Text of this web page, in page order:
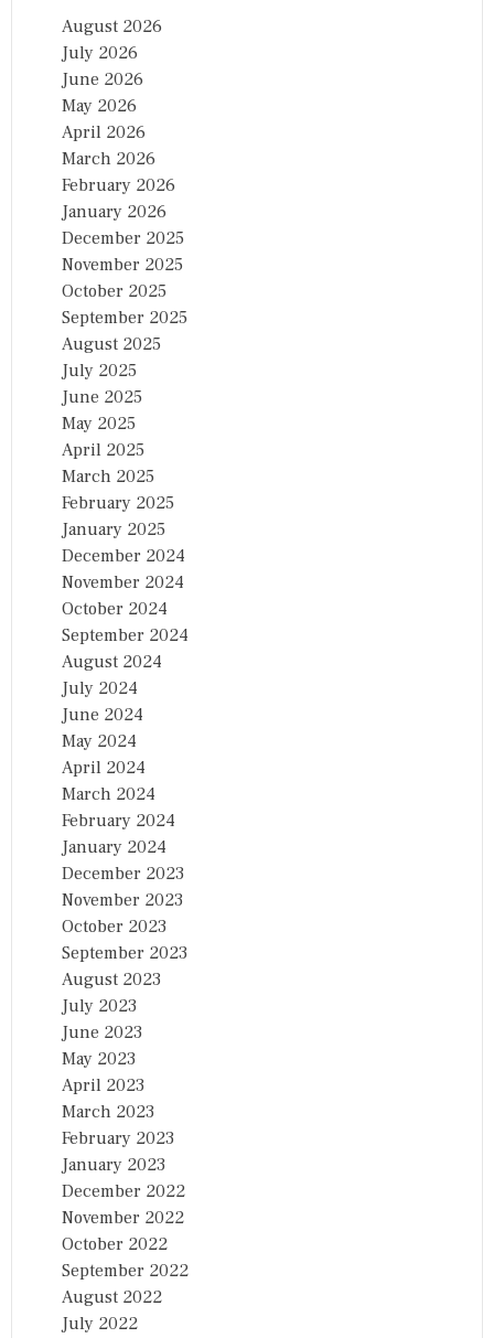
August 2026
July 2026
June 2026
May 2026
April 2026
March 2026
February 2026
January 2026
December 2025
November 2025
October 2025
September 2025
August 2025
July 2025
June 2025
May 2025
April 2025
March 2025
February 2025
January 2025
December 2024
November 2024
October 2024
September 2024
August 2024
July 2024
June 2024
May 2024
April 2024
March 2024
February 2024
January 2024
December 2023
November 2023
October 2023
September 2023
August 2023
July 2023
June 2023
May 2023
April 2023
March 2023
February 2023
January 2023
December 2022
November 2022
October 2022
September 2022
August 2022
July 2022